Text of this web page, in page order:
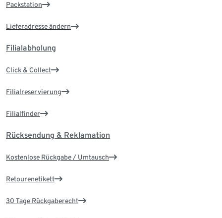
Packstation
Lieferadresse ändern
Filialabholung
Click & Collect
Filialreservierung
Filialfinder
Rücksendung & Reklamation
Kostenlose Rückgabe / Umtausch
Retourenetikett
30 Tage Rückgaberecht